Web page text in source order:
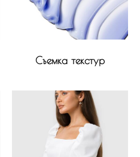
Съемка текстур